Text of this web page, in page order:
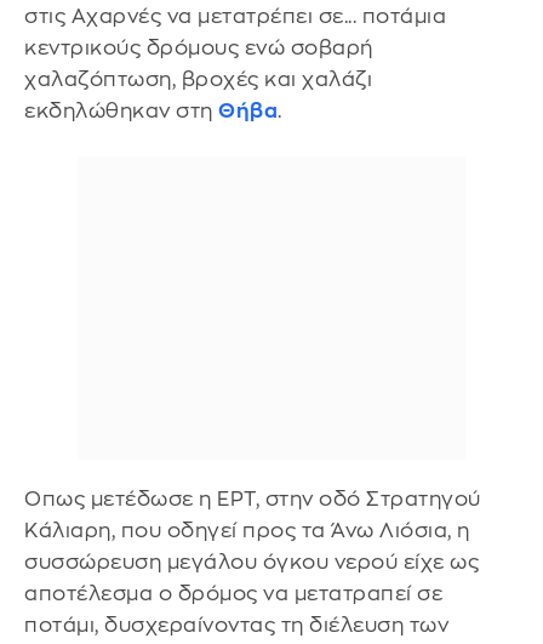
στις Αχαρνές να μετατρέπει σε... ποτάμια
κεντρικούς δρόμους ενώ σοβαρή
χαλαζόπτωση, βροχές και χαλάζι
εκδηλώθηκαν στη Θήβα.
Οπως μετέδωσε η ΕΡΤ, στην οδό Στρατηγού
Κάλιαρη, που οδηγεί προς τα Άνω Λιόσια, η
συσσώρευση μεγάλου όγκου νερού είχε ως
αποτέλεσμα ο δρόμος να μετατραπεί σε
ποτάμι, δυσχεραίνοντας τη διέλευση των